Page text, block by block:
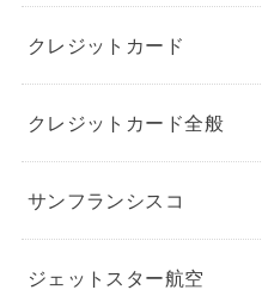
クレジットカード
クレジットカード全般
サンフランシスコ
ジェットスター航空